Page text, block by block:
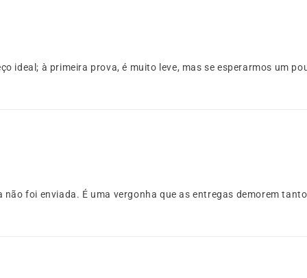
ideal; à primeira prova, é muito leve, mas se esperarmos um
foi enviada. É uma vergonha que as entregas demorem